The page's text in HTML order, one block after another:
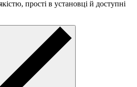
прості в установці й доступні